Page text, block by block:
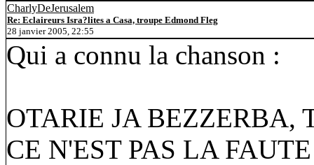
CharlyDeJerusalem
Re: Eclaireurs Isra?lites a Casa, troupe Edmond Fleg
28 janvier 2005, 22:55
Qui a connu la chanson :
OTARIE JA BEZZERBA,
CE N'EST PAS LA